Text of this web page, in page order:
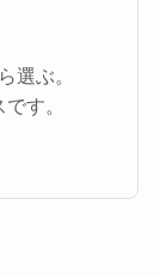
選ぶ。
す。